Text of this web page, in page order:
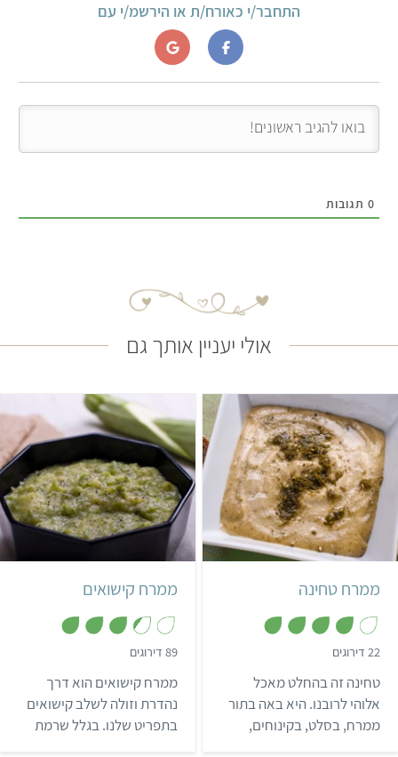
התחבר/י כאורח/ת או הירשמ/י עם
0 תגובות
אולי יעניין אותך גם
קל 5 דקות
ממרח טחינה
22 דירוגים
.
9
מ
ת
ו
טחינה זה בהחלט מאכל
אלוהי לרובנו. היא באה בתור
ממרח, בסלט, בקינוחים,
קל 35 דקות
ממרח קישואים
89 דירוגים
.
3
מ
ת
ו
ממרח קישואים הוא דרך
נהדרת וזולה לשלב קישואים
בתפריט שלנו. בגלל שרמת